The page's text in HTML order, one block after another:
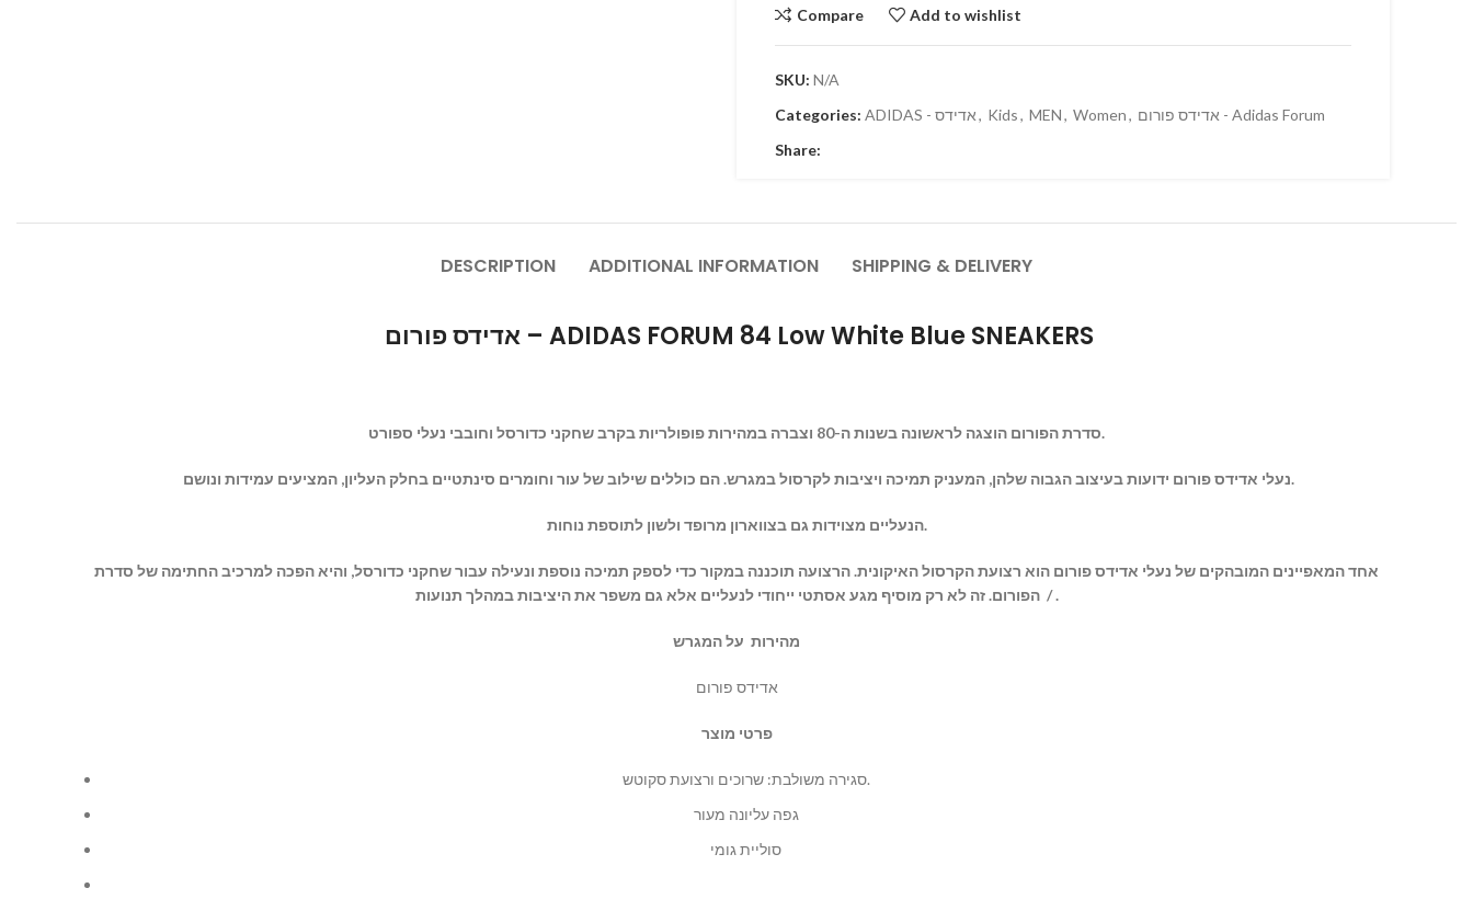
Compare Add to wishlist
SKU: N/A
Categories:
ADIDAS - אדידס, Kids, MEN, Women,
אדידס פורום - Adidas Forum
Share:
DESCRIPTION ADDITIONAL INFORMATION SHIPPING & DELIVERY
אדידס פורום – ADIDAS FORUM 84 Low White Blue SNEAKERS
סדרת הפורום הוצגה לראשונה בשנות ה-80 וצברה במהירות פופולריות בקרב שחקני כדורסל וחובבי נעלי ספורט.
נעלי אדידס פורום ידועות בעיצוב הגבוה שלהן, המעניק תמיכה ויציבות לקרסול במגרש. הם כוללים שילוב של עור וחומרים סינתטיים בחלק העליון, המציעים עמידות ונושם.
הנעליים מצוידות גם בצווארון מרופד ולשון לתוספת נוחות.
אחד המאפיינים המובהקים של נעלי אדידס פורום הוא רצועת הקרסול האיקונית. הרצועה תוכננה במקור כדי לספק תמיכה נוספת ונעילה עבור שחקני כדורסל, והיא הפכה למרכיב החתימה של סדרת
הפורום. זה לא רק מוסיף מגע אסתטי ייחודי לנעליים אלא גם משפר את היציבות במהלך תנועות / .
מהירות על המגרש
אדידס פורום
פרטי מוצר
סגירה משולבת: שרוכים ורצועת סקוטש.
גפה עליונה מעור
סוליית גומי